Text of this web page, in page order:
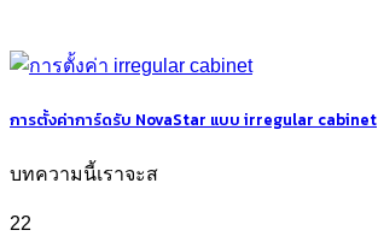
การตั้งค่าการ์ดรับ NovaStar แบบ irregular cabinet
บทความนี้เราจะส
22